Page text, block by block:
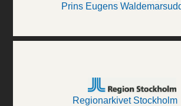
Prins Eugens
Regionarkivet Stockholm